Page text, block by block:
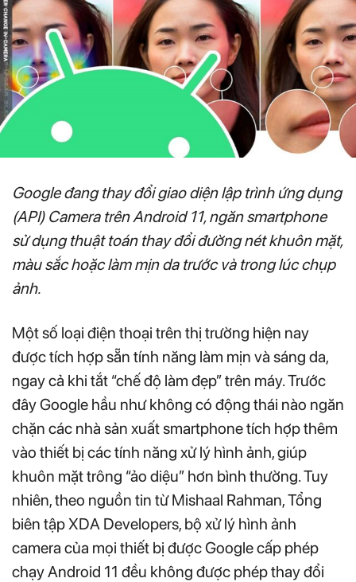
Google đang thay đổi giao diện lập trình ứng dụng
(API) Camera trên Android 11, ngăn smartphone
sử dụng thuật toán thay đổi đường nét khuôn mặt,
màu sắc hoặc làm mịn da trước và trong lúc chụp
ảnh.
Một số loại điện thoại trên thị trường hiện nay
được tích hợp sẵn tính năng làm mịn và sáng da,
ngay cả khi tắt “chế độ làm đẹp” trên máy. Trước
đây Google hầu như không có động thái nào ngăn
chặn các nhà sản xuất smartphone tích hợp thêm
vào thiết bị các tính năng xử lý hình ảnh, giúp
khuôn mặt trông “ảo diệu” hơn bình thường. Tuy
nhiên, theo nguồn tin từ Mishaal Rahman, Tổng
biên tập XDA Developers, bộ xử lý hình ảnh
camera của mọi thiết bị được Google cấp phép
chạy Android 11 đều không được phép thay đổi